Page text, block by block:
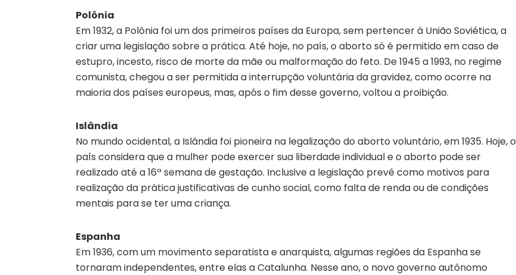
Polônia
Em 1932, a Polônia foi um dos primeiros países da Europa, sem pertencer à União Soviética, a
criar uma legislação sobre a prática. Até hoje, no país, o aborto só é permitido em caso de
estupro, incesto, risco de morte da mãe ou malformação do feto. De 1945 a 1993, no regime
comunista, chegou a ser permitida a interrupção voluntária da gravidez, como ocorre na
maioria dos países europeus, mas, após o fim desse governo, voltou a proibição.
Islândia
No mundo ocidental, a Islândia foi pioneira na legalização do aborto voluntário, em 1935. Hoje, o
país considera que a mulher pode exercer sua liberdade individual e o aborto pode ser
realizado até a 16ª semana de gestação. Inclusive a legislação prevê como motivos para
realização da prática justificativas de cunho social, como falta de renda ou de condições
mentais para se ter uma criança.
Espanha
Em 1936, com um movimento separatista e anarquista, algumas regiões da Espanha se
tornaram independentes, entre elas a Catalunha. Nesse ano, o novo governo autônomo